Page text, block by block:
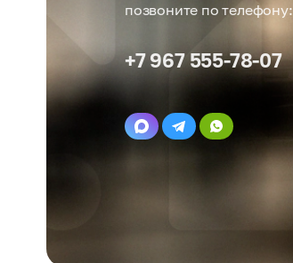
+7 967 555-78-07
позвоните по телефону: